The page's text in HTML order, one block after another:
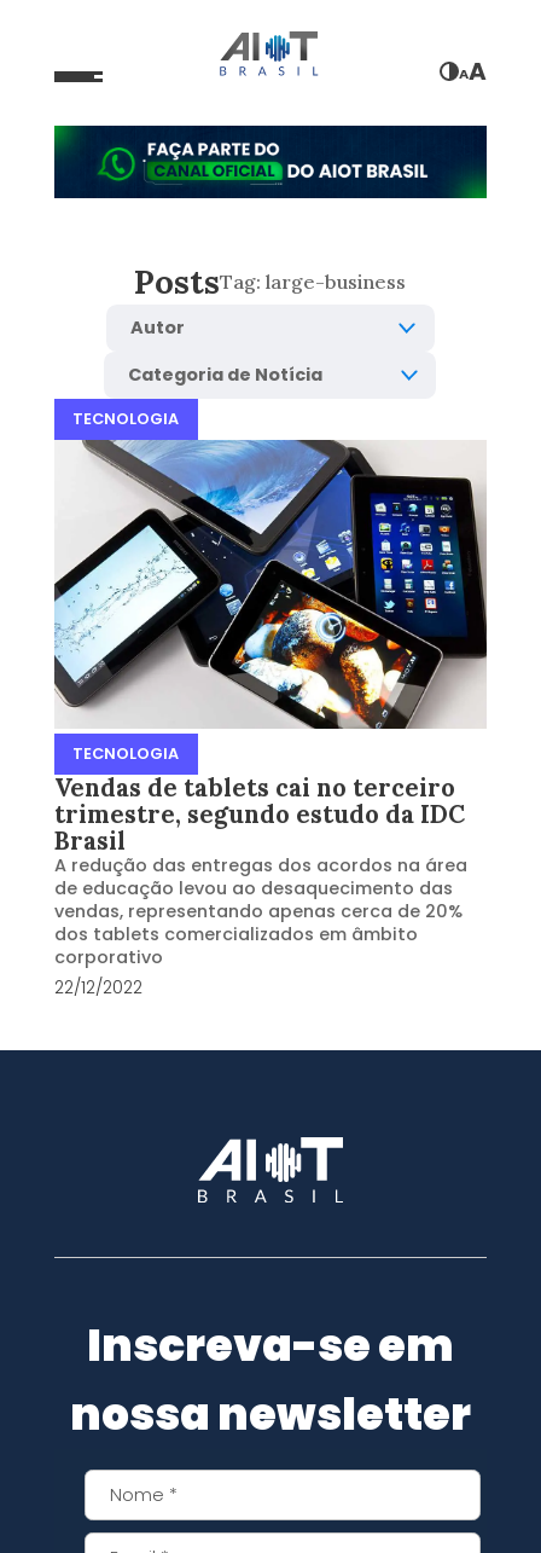
AA
PostsTag:large-business
TECNOLOGIA
TECNOLOGIA
Vendas de tablets cai no terceiro
trimestre, segundo estudo da IDC
Brasil
A redução das entregas dos acordos na área
de educação levou ao desaquecimento das
vendas, representando apenas cerca de 20%
dos tablets comercializados em âmbito
corporativo
22/12/2022
Inscreva-se em
nossa newsletter